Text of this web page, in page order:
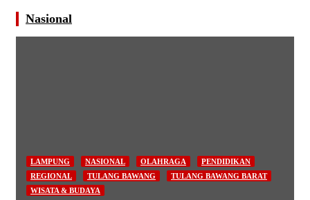
Nasional
LAMPUNG NASIONAL OLAHRAGA
PENDIDIKAN
REGIONAL
TULANG BAWANG
TULANG BAWANG BARAT
WISATA & BUDAYA